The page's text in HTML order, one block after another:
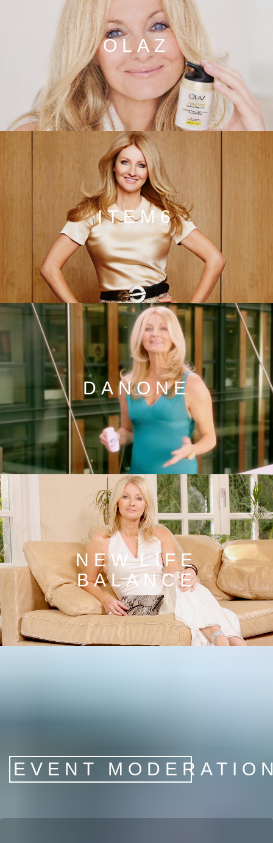
OLAZ
ITEM6
DANONE
NEW LIFE
BALANCE
EVENT